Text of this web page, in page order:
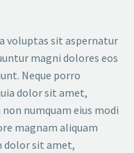
voluptas sit aspernatur
magni dolores eos
Neque porro
dolor sit amet,
numquam eius modi
magnam aliquam
dolor sit amet,